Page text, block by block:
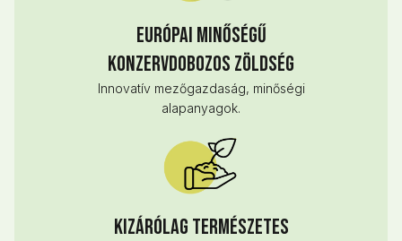
Európai minőségű
konzervdobozos zöldség
Innovatív mezőgazdaság, minőségi
alapanyagok.
Kizárólag természetes